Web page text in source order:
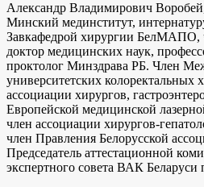
Александр Владимирович
Минский мединститут,
Завкафедрой хирургии БелМАПО,
доктор медицинских наук,
проктолог Минздрава РБ. Член
университетских колоректальных
ассоциации хирургов,
Европейской медицинской
член ассоциации хирургов-
член Правления Белорусской
Председатель аттестационной
экспертного совета ВАК Беларуси